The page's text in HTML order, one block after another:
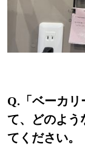
Q. 「ベーカ
て、どのよう
てください。